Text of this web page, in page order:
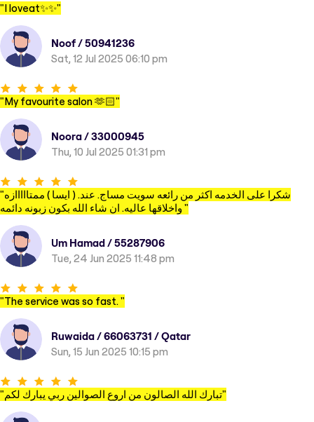
"I loveat✨✨"
Noof / 50941236
Sat, 12 Jul 2025 06:10 pm
"My favourite salon 🫶🏻"
Noora / 33000945
Thu, 10 Jul 2025 01:31 pm
"شكرا على الخدمه اكثر من رائعه سويت مساج. عند. ( ايسا ) ممتااااازه
"
Um Hamad / 55287906
Tue, 24 Jun 2025 11:48 pm
"The service was so fast. "
Ruwaida / 66063731 / Qatar
Sun, 15 Jun 2025 10:15 pm
"تبارك الله الصالون من اروع الصوالين ربي يبارك لكم"